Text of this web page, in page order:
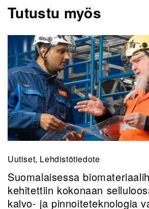
Tutustu myös
Uutiset, Lehdistötiedote
Suomalaisessa
kehitettiin kokonaan
kalvo- ja pinnoiteteknologia